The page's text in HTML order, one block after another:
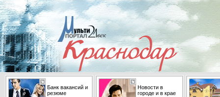
Банк вакансий и
резюме
Новости в
городе и в крае